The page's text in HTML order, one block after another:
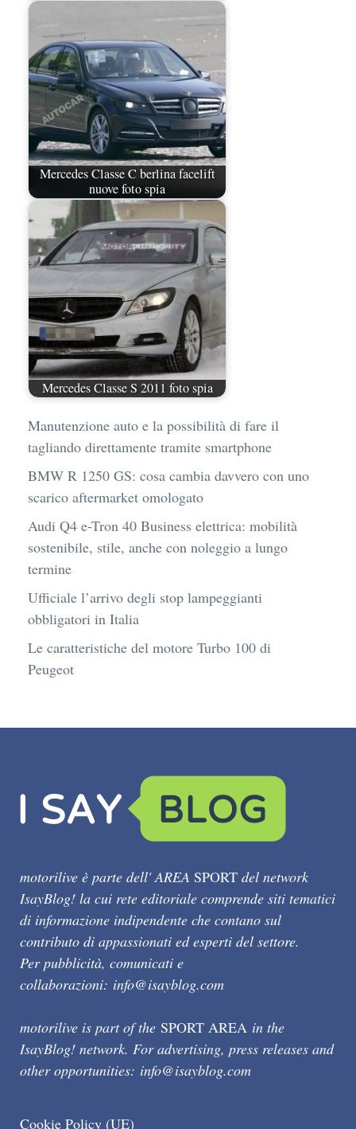
Mercedes Classe C berlina facelift
nuove foto spia
Mercedes Classe S 2011 foto spia
Manutenzione auto e la possibilità di fare il
tagliando direttamente tramite smartphone
BMW R 1250 GS: cosa cambia davvero con uno
scarico aftermarket omologato
Audi Q4 e-Tron 40 Business elettrica: mobilità
sostenibile, stile, anche con noleggio a lungo
termine
Ufficiale l’arrivo degli stop lampeggianti
obbligatori in Italia
Le caratteristiche del motore Turbo 100 di
Peugeot
motorilive è parte dell' AREA SPORT del network
IsayBlog! la cui rete editoriale comprende siti tematici
di informazione indipendente che contano sul
contributo di appassionati ed esperti del settore.
Per pubblicità, comunicati e
collaborazioni: info@isayblog.com
motorilive is part of the SPORT AREA in the
IsayBlog! network. For advertising, press releases and
other opportunities: info@isayblog.com
Cookie Policy (UE)